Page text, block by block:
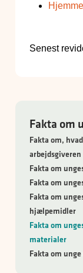
Fakta om
Fakta om,
arbejdsgiveren
Fakta om
Fakta om
Fakta om
hjælpemidler
Fakta om
materialer
Fakta om
Senest